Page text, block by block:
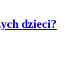
dzieci?